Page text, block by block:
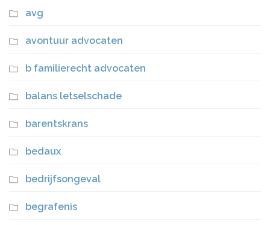
avg
avontuur advocaten
b familierecht advocaten
balans letselschade
barentskrans
bedaux
bedrijfsongeval
begrafenis